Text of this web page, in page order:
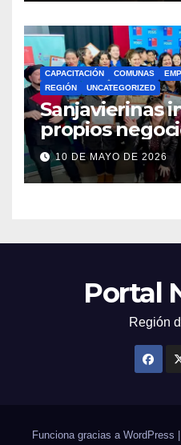
CAPACITACIÓN COMUNAS
REGIÓN
UNCATEGORIZED
Sanjavierinas
propios
capacitarse
10 DE MAYO DE 2026
Portal
Región
Funciona gracias a WordPress